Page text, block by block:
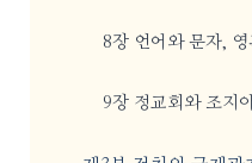
8장 언어와 문자, 영
9장 정교회와 조지